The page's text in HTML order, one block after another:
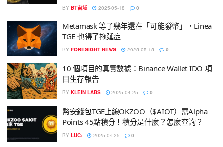
BY BT宙域 2025-05-18 0
Metamask 等了幾年還在「可能發幣」，Linea
TGE 也得了拖延症
BY FORESIGHT NEWS 2025-05-15 0
10 個項目的真實數據：Binance Wallet IDO 項
目生存報告
BY KLEIN LABS 2025-04-25 0
幣安錢包TGE上線OKZOO（$AIOT）需Alpha
Points 45點積分！積分是什麼？怎麼查詢？
BY LUC: 2025-04-25 0